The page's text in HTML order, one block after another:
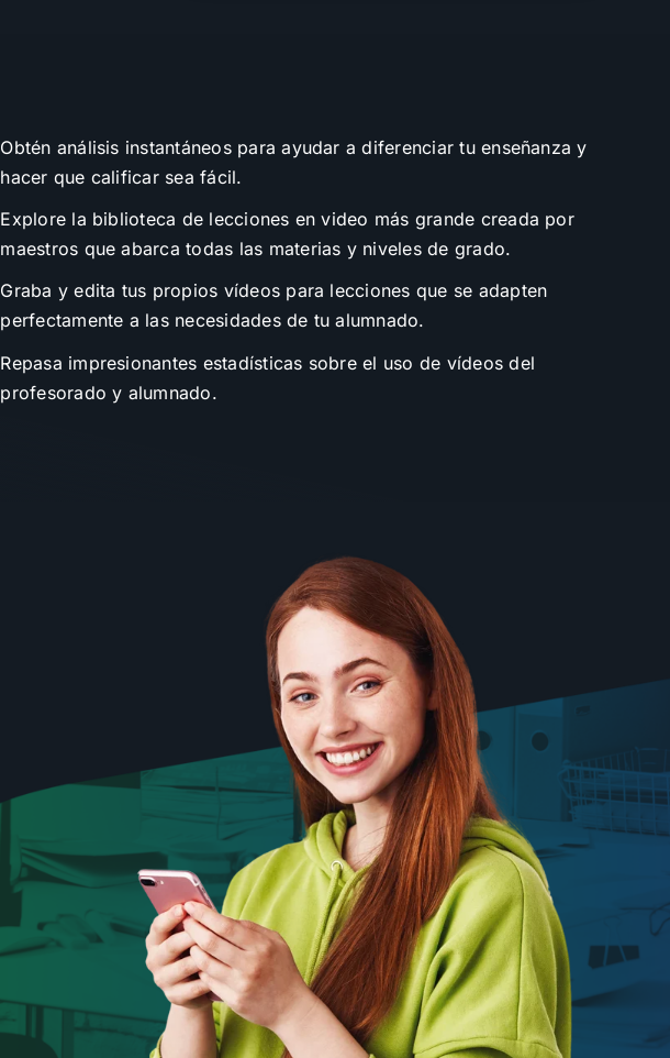
Obtén análisis instantáneos para ayudar a diferenciar tu enseñanza y
hacer que calificar sea fácil.
Explore la biblioteca de lecciones en video más grande creada por
maestros que abarca todas las materias y niveles de grado.
Graba y edita tus propios vídeos para lecciones que se adapten
perfectamente a las necesidades de tu alumnado.
Repasa impresionantes estadísticas sobre el uso de vídeos del
profesorado y alumnado.